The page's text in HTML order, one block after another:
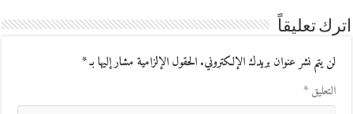
اترك تعليقاً
لن يتم نشر عنوان بريدك الإلكتروني.الحقول الإلزامية مشار إليها بـ*
التعليق*